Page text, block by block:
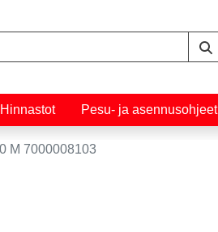
Hinnastot Pesu- ja asennusohjeet
M 7000008103